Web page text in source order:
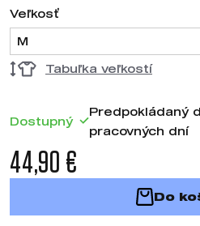
Veľkosť
M
Tabuľka veľkostí
Dostupný
Predpokládaný
pracovných dní
44,90 €
Do